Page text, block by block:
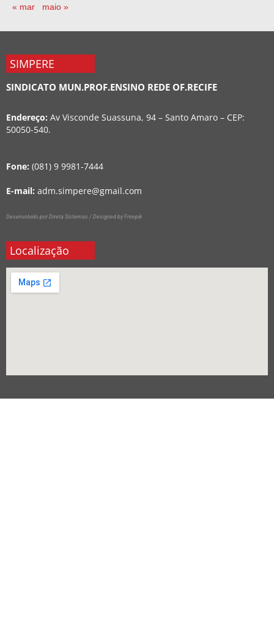
« mar
maio »
SIMPERE
SINDICATO MUN.PROF.ENSINO REDE OF.RECIFE
Endereço: Av Visconde Suassuna, 94 – Santo Amaro – CEP:
50050-540.
Fone: (081) 9 9981-7444
E-mail: adm.simpere@gmail.com
Desenvolvido por Direta Sistemas / Designed by Freepik
Localização